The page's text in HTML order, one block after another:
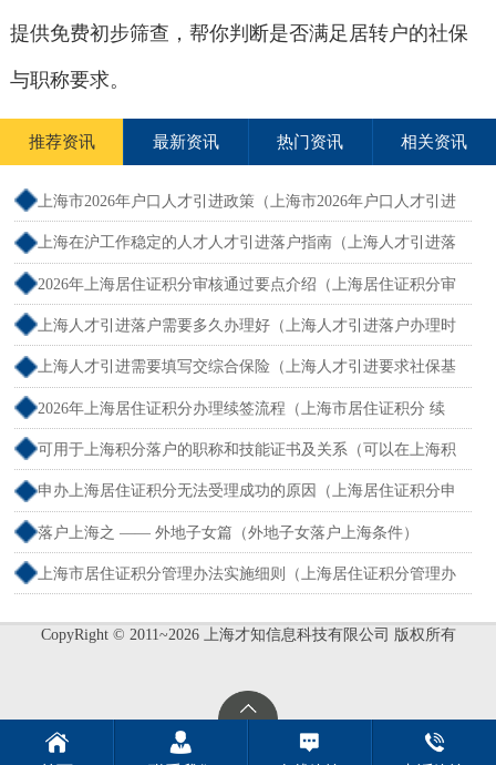
提供免费初步筛查，帮你判断是否满足居转户的社保
与职称要求。
推荐资讯 最新资讯 热门资讯 相关资讯
上海市2026年户口人才引进政策（上海市2026年户口人才引进
政策文件）
上海在沪工作稳定的人才人才引进落户指南（上海人才引进落
户怎么办理）
2026年上海居住证积分审核通过要点介绍（上海居住证积分审
核流程）
上海人才引进落户需要多久办理好（上海人才引进落户办理时
限）
上海人才引进需要填写交综合保险（上海人才引进要求社保基
数吗）
2026年上海居住证积分办理续签流程（上海市居住证积分 续
签）
可用于上海积分落户的职称和技能证书及关系（可以在上海积
分的技能证书）
申办上海居住证积分无法受理成功的原因（上海居住证积分申
请受理通过,等待审批）
落户上海之 —— 外地子女篇（外地子女落户上海条件）
上海市居住证积分管理办法实施细则（上海居住证积分管理办
CopyRight © 2011~2026 上海才知信息科技有限公司 版权所有